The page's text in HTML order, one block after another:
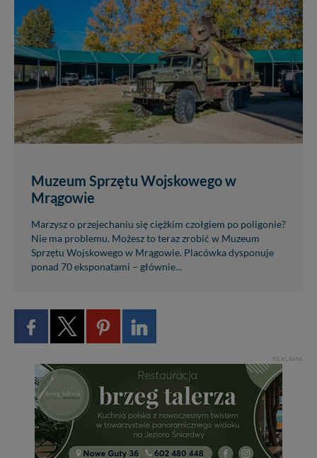
Muzeum Sprzętu Wojskowego w
Mrągowie
Marzysz o przejechaniu się ciężkim czołgiem po poligonie?
Nie ma problemu. Możesz to teraz zrobić w Muzeum
Sprzętu Wojskowego w Mrągowie. Placówka dysponuje
ponad 70 eksponatami – głównie...
REKLAMA